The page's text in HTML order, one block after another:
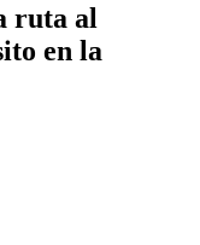
ruta al
en la